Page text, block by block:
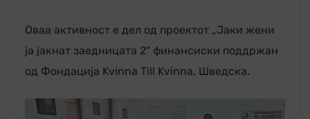
Оваа активност е дел од проектот „Јаки жени
ја јакнат заедницата 2“ финансиски поддржан
од Фондација Kvinna Till Kvinna, Шведска.